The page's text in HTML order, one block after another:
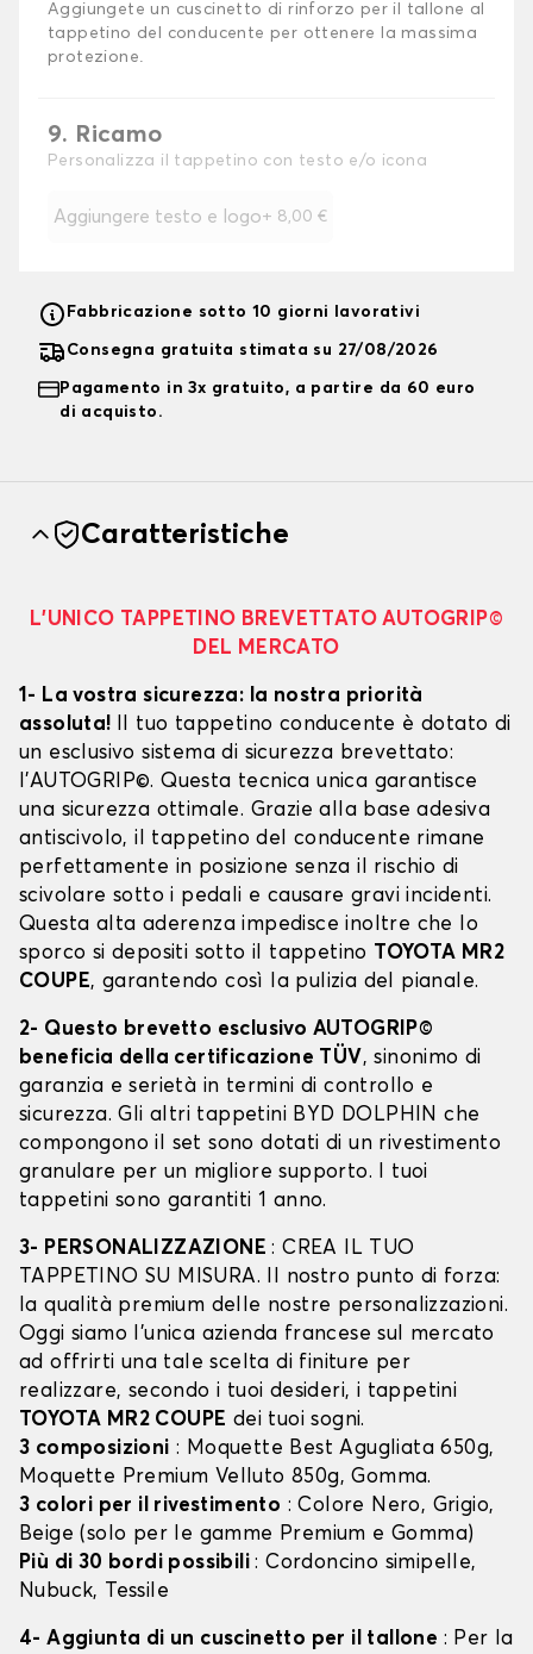
Aggiungete un cuscinetto di rinforzo per il tallone al
tappetino del conducente per ottenere la massima
protezione.
9. Ricamo
Personalizza il tappetino con testo e/o icona
Aggiungere testo e logo+ 8,00 €
Fabbricazione sotto 10 giorni lavorativi
Consegna gratuita stimata su 27/08/2026
Pagamento in 3x gratuito, a partire da 60 euro
di acquisto.
Caratteristiche
L’UNICO TAPPETINO BREVETTATO AUTOGRIP©
DEL MERCATO
1- La vostra sicurezza: la nostra priorità
assoluta! Il tuo tappetino conducente è dotato di
un esclusivo sistema di sicurezza brevettato:
l’AUTOGRIP©. Questa tecnica unica garantisce
una sicurezza ottimale. Grazie alla base adesiva
antiscivolo, il tappetino del conducente rimane
perfettamente in posizione senza il rischio di
scivolare sotto i pedali e causare gravi incidenti.
Questa alta aderenza impedisce inoltre che lo
sporco si depositi sotto il tappetino
TOYOTA MR2
COUPE, garantendo così la pulizia del pianale.
2- Questo brevetto esclusivo AUTOGRIP©
beneficia della certificazione TÜV, sinonimo di
garanzia e serietà in termini di controllo e
sicurezza. Gli altri tappetini BYD DOLPHIN che
compongono il set sono dotati di un rivestimento
granulare per un migliore supporto. I tuoi
tappetini sono garantiti 1 anno.
3- PERSONALIZZAZIONE: CREA IL TUO
TAPPETINO SU MISURA. Il nostro punto di forza:
la qualità premium delle nostre personalizzazioni.
Oggi siamo l’unica azienda francese sul mercato
ad offrirti una tale scelta di finiture per
realizzare, secondo i tuoi desideri, i tappetini
TOYOTA MR2 COUPE dei tuoi sogni.
3 composizioni : Moquette Best Agugliata 650g,
Moquette Premium Velluto 850g, Gomma.
3 colori per il rivestimento : Colore Nero, Grigio,
Beige (solo per le gamme Premium e Gomma)
Più di 30 bordi possibili: Cordoncino simipelle,
Nubuck, Tessile
4- Aggiunta di un cuscinetto per il tallone : Per la